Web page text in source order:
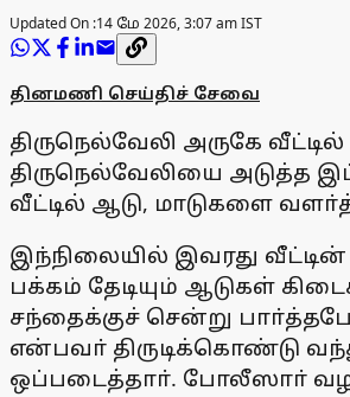
Updated On :14 மே 2026, 3:07 am IST
தினமணி செய்திச் சேவை
திருநெல்வேலி அருகே
திருநெல்வேலியை அடுத்த
வீட்டில் ஆடு, மாடுகளை
இந்நிலையில் இவரது
பக்கம் தேடியும் ஆடுகள்
சந்தைக்குச் சென்று
என்பவா் திருடிக்கொண்டு
ஒப்படைத்தாா். போலீஸாா்